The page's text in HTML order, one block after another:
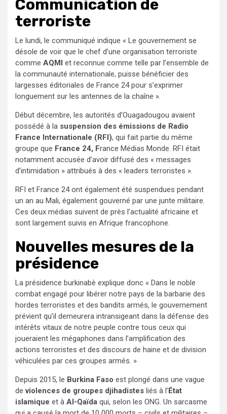
Communication de
terroriste
Le lundi, le communiqué indique « Le gouvernement se
désole de voir que le chef d’une organisation terroriste
comme AQMI et reconnue comme telle par l’ensemble de
la communauté internationale, puisse bénéficier des
largesses éditoriales de France 24 pour s’exprimer
longuement sur les antennes de la chaîne ».
Début décembre, les autorités d’Ouagadougou avaient
possédé à la suspension des émissions de Radio
France Internationale (RFI), qui fait partie du même
groupe que France 24, France Médias Monde. RFI était
notamment accusée d’avoir diffusé des « messages
d’intimidation » attribués à des « leaders terroristes ».
RFI et France 24 ont également été suspendues pendant
un an au Mali, également gouverné par une junte militaire.
Ces deux médias suivent de près l’actualité africaine et
sont largement suivis en Afrique francophone.
Nouvelles mesures de la
présidence
La présidence burkinabè explique donc « Dans le noble
combat engagé pour libérer notre pays de la barbarie des
hordes terroristes et des bandits armés, le gouvernement
prévient qu’il demeurera intransigeant dans la défense des
intérêts vitaux de notre peuple contre tous ceux qui
joueraient les mégaphones dans l’amplification des
actions terroristes et des discours de haine et de division
véhiculées par ces groupes armés. »
Depuis 2015, le Burkina Faso est plongé dans une vague
deviolences de groupes djihadistes liés à l’État
islamique et à Al-Qaïda qui, selon les ONG. Un sarcasme